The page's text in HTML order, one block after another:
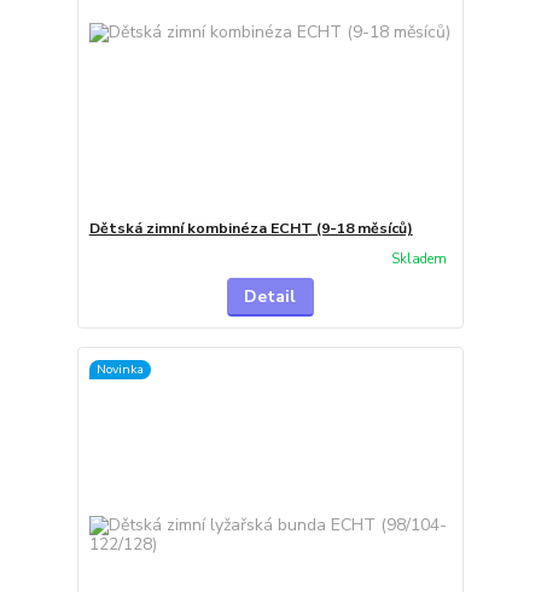
Dětská zimní kombinéza ECHT (9-18 měsíců)
Skladem
Detail
Novinka